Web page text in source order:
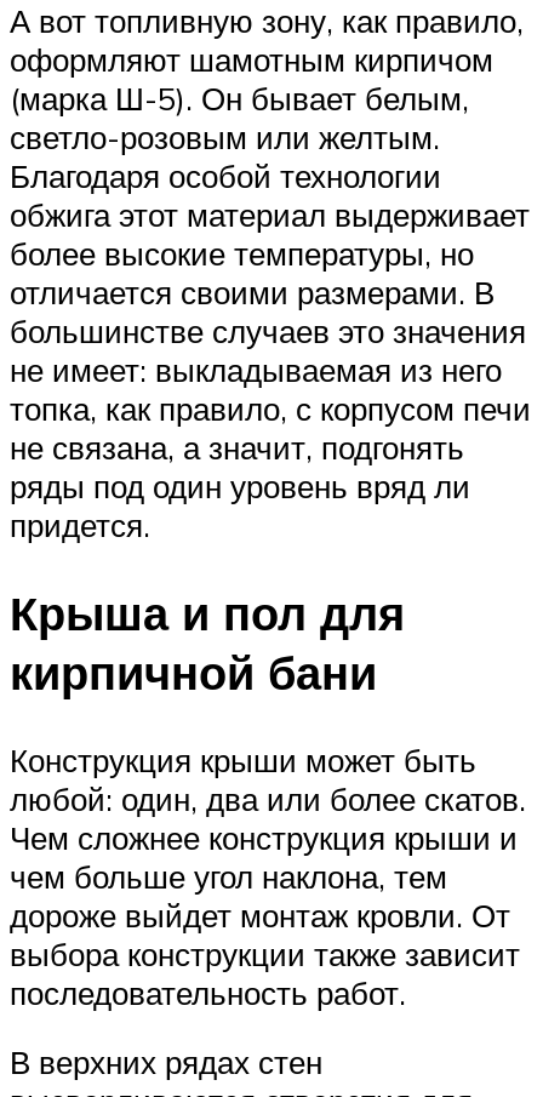
А вот топливную зону, как правило,
оформляют шамотным кирпичом
(марка Ш-5). Он бывает белым,
светло-розовым или желтым.
Благодаря особой технологии
обжига этот материал выдерживает
более высокие температуры, но
отличается своими размерами. В
большинстве случаев это значения
не имеет: выкладываемая из него
топка, как правило, с корпусом печи
не связана, а значит, подгонять
ряды под один уровень вряд ли
придется.
Крыша и пол для
кирпичной бани
Конструкция крыши может быть
любой: один, два или более скатов.
Чем сложнее конструкция крыши и
чем больше угол наклона, тем
дороже выйдет монтаж кровли. От
выбора конструкции также зависит
последовательность работ.
В верхних рядах стен